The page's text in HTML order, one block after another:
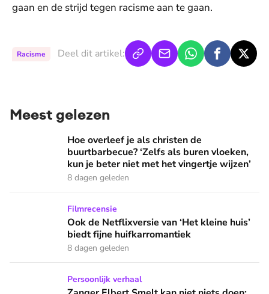
gaan en de strijd tegen racisme aan te gaan.
Racisme Deel dit artikel:
Meest gelezen
Hoe overleef je als christen de buurtbarbecue? ‘Zelfs als
Hoe overleef je als christen de
buurtbarbecue? ‘Zelfs als buren vloeken,
kun je beter niet met het vingertje wijzen’
8 dagen geleden
Ook de Netflixversie van ‘Het kleine huis’ biedt fijne
Filmrecensie
Ook de Netflixversie van ‘Het kleine huis’
biedt fijne huifkarromantiek
8 dagen geleden
Zanger Elbert Smelt kan niet niets doen: ‘Ik word soms
Persoonlijk verhaal